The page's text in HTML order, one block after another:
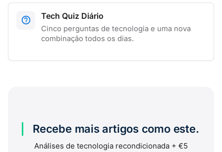
Tech Quiz Diário
Cinco perguntas de tecnologia e uma nova
combinação todos os dias.
Recebe mais artigos como este.
Análises de tecnologia recondicionada + €5